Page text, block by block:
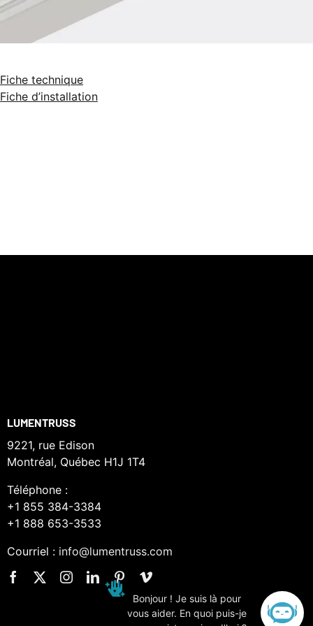
Fiche technique
Fiche d’installation
LUMENTRUSS
9221, rue Edison
Montréal, Québec H1J 1T4
Téléphone :
+1 855 384-3384
+1 888 653-3533
Courriel : info@lumentruss.com
Bonjour ! Je suis là pour
vous aider. En quoi puis-je